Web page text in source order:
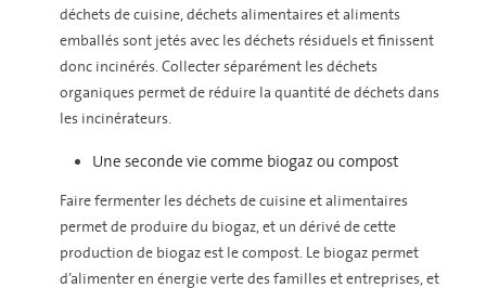
déchets de cuisine, déchets alimentaires et aliments
emballés sont jetés avec les déchets résiduels et finissent
donc incinérés. Collecter séparément les déchets
organiques permet de réduire la quantité de déchets dans
les incinérateurs.
Une seconde vie comme biogaz ou compost
Faire fermenter les déchets de cuisine et alimentaires
permet de produire du biogaz, et un dérivé de cette
production de biogaz est le compost. Le biogaz permet
d’alimenter en énergie verte des familles et entreprises, et